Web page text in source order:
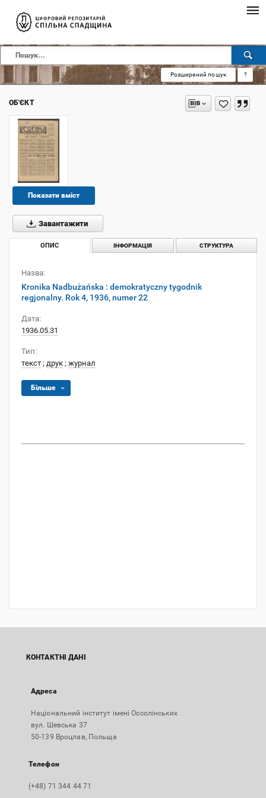
Розширений пошук ?
ОБ'ЄКТ
Показати вміст
Завантажити
ОПИС ІНФОРМАЦІЯ СТРУКТУРА
Назва:
Kronika Nadbużańska : demokratyczny tygodnik
regjonalny. Rok 4, 1936, numer 22
Дата:
1936.05.31
Тип:
текст ; друк ; журнал
Більше
КОНТАКТНІ ДАНІ
Адреса
Національний інститут імені Оссолінських
вул. Шевська 37
50-139 Вроцлав, Польща
Телефон
(+48) 71 344 44 71